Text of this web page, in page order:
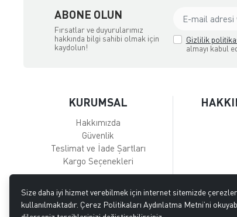
ABONE OLUN
Fırsatlar ve duyurularımız
hakkında bilgi sahibi olmak için
kaydolun!
Gizlilik
almayı kabul
KURUMSAL
Hakkımızda
Güvenlik
Teslimat ve İade Şartları
Kargo Seçenekleri
Size daha iyi hizmet verebilmek için internet sitemizde çerezler
kullanılmaktadır. Çerez Politikaları Aydınlatma Metni’ni